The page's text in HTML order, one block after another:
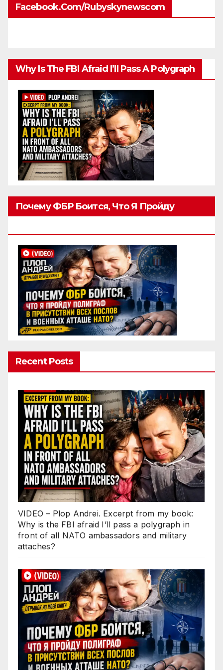
Facebook.com/rubyskynewscom
Why Is The FBI Afraid I’ll Pass A Polygraph
Почему ФБР Боится, Что Я Пройду
Recent Posts
VIDEO – Plop Andrei. Excerpt from my book:
Why is the FBI afraid I’ll pass a polygraph in
front of all NATO ambassadors and military
attaches?